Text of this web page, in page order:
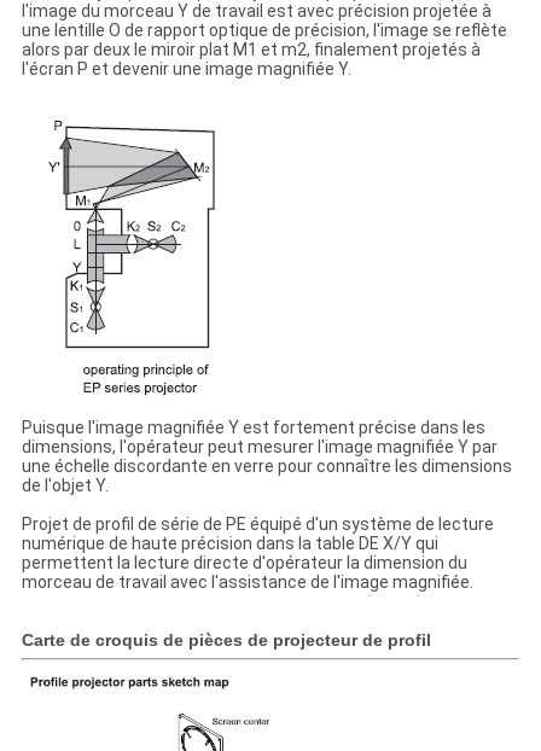
l'image du morceau Y de travail est avec précision projetée à
une lentille O de rapport optique de précision, l'image se reflète
alors par deux le miroir plat M1 et m2, finalement projetés à
l'écran P et devenir une image magnifiée Y.
Puisque l'image magnifiée Y est fortement précise dans les
dimensions, l'opérateur peut mesurer l'image magnifiée Y par
une échelle discordante en verre pour connaître les dimensions
de l'objet Y.
Projet de profil de série de PE équipé d'un système de lecture
numérique de haute précision dans la table DE X/Y qui
permettent la lecture directe d'opérateur la dimension du
morceau de travail avec l'assistance de l'image magnifiée.
Carte de croquis de pièces de projecteur de profil